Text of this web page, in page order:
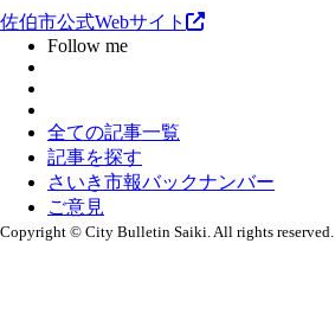
佐伯市公式Webサイト
Follow me
全ての記事一覧
記事を探す
さいき市報バックナンバー
ご意見
Copyright © City Bulletin Saiki. All rights reserved.